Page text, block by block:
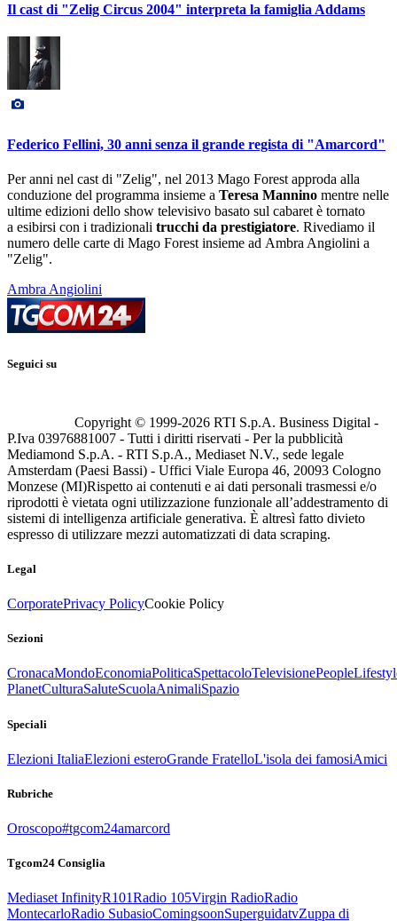
Il cast di "Zelig Circus 2004" interpreta la famiglia Addams
Federico Fellini, 30 anni senza il grande regista di "Amarcord"
Per anni nel cast di "Zelig", nel 2013 Mago Forest approda alla
conduzione del programma insieme a Teresa Mannino mentre nelle
ultime edizioni dello show televisivo basato sul cabaret è tornato
a esibirsi con i tradizionali trucchi da prestigiatore. Rivediamo il
numero delle carte di Mago Forest insieme ad Ambra Angiolini a
"Zelig".
Ambra Angiolini
Seguici su
Copyright © 1999-2026 RTI S.p.A. Business Digital -
P.Iva 03976881007 - Tutti i diritti riservati - Per la pubblicità
Mediamond S.p.A. - RTI S.p.A., Mediaset N.V., sede legale
Amsterdam (Paesi Bassi) - Uffici Viale Europa 46, 20093 Cologno
Monzese (MI)Rispetto ai contenuti e ai dati personali trasmessi e/o
riprodotti è vietata ogni utilizzazione funzionale all’addestramento di
sistemi di intelligenza artificiale generativa. È altresì fatto divieto
espresso di utilizzare mezzi automatizzati di data scraping.
Legal
CorporatePrivacy PolicyCookie Policy
Sezioni
CronacaMondoEconomiaPoliticaSpettacoloTelevisionePeople
PlanetCulturaSaluteScuolaAnimaliSpazio
Speciali
Elezioni ItaliaElezioni esteroGrande FratelloL'isola dei famosiAmici
Rubriche
Oroscopo#tgcom24amarcord
Tgcom24 Consiglia
Mediaset InfinityR101Radio 105Virgin RadioRadio
MontecarloRadio SubasioComingsoonSuperguidatvZuppa di